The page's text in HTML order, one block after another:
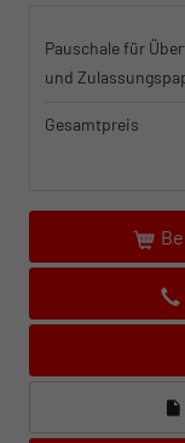
Pauschale für
und
Gesamtpreis